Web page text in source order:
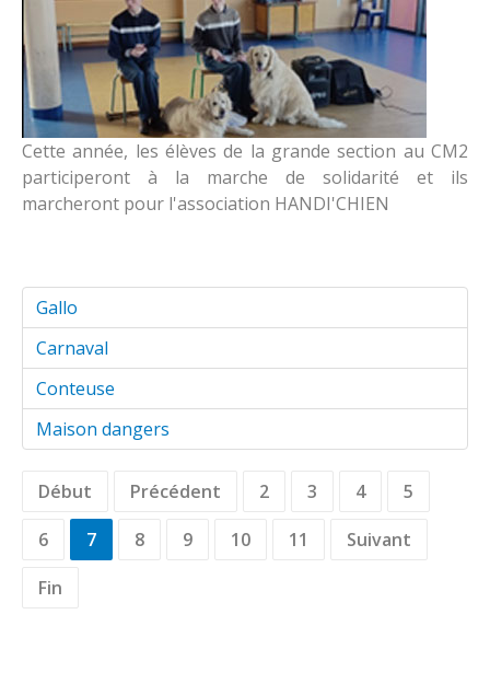
Cette année, les élèves de la grande section au CM2
participeront à la marche de solidarité et ils
marcheront pour l'association HANDI'CHIEN
Gallo
Carnaval
Conteuse
Maison dangers
Début Précédent 2 3 4
5
6
7 8 9 10 11
Suivant
Fin